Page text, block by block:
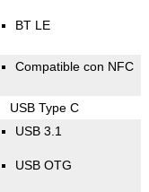
BT LE
Compatible con NFC
USB Type C
USB 3.1
USB OTG